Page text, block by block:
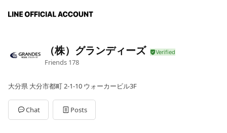
（株）グランディーズ
Friends 178
大分県 大分市都町 2-1-10 ウォーカービル3F
Chat Posts